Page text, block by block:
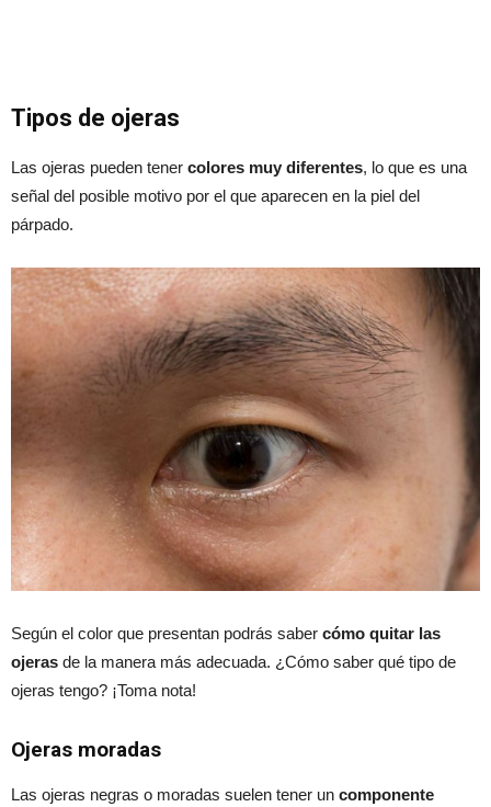
Tipos de ojeras
Las ojeras pueden tener colores muy diferentes, lo que es una
señal del posible motivo por el que aparecen en la piel del
párpado.
Según el color que presentan podrás saber cómo quitar las
ojeras de la manera más adecuada. ¿Cómo saber qué tipo de
ojeras tengo? ¡Toma nota!
Ojeras moradas
Las ojeras negras o moradas suelen tener un componente